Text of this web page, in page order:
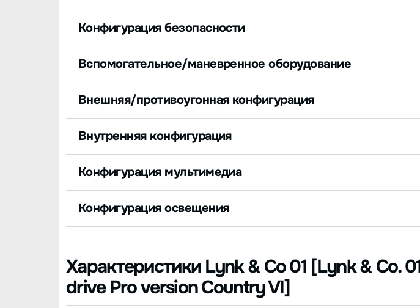
Конфигурация безопасности
Вспомогательное/маневренное оборудование
Внешняя/противоугонная конфигурация
Внутренняя конфигурация
Конфигурация мультимедиа
Конфигурация освещения
Характеристики Lynk & Co 01 [Lynk & Co.
drive Pro version Country VI]